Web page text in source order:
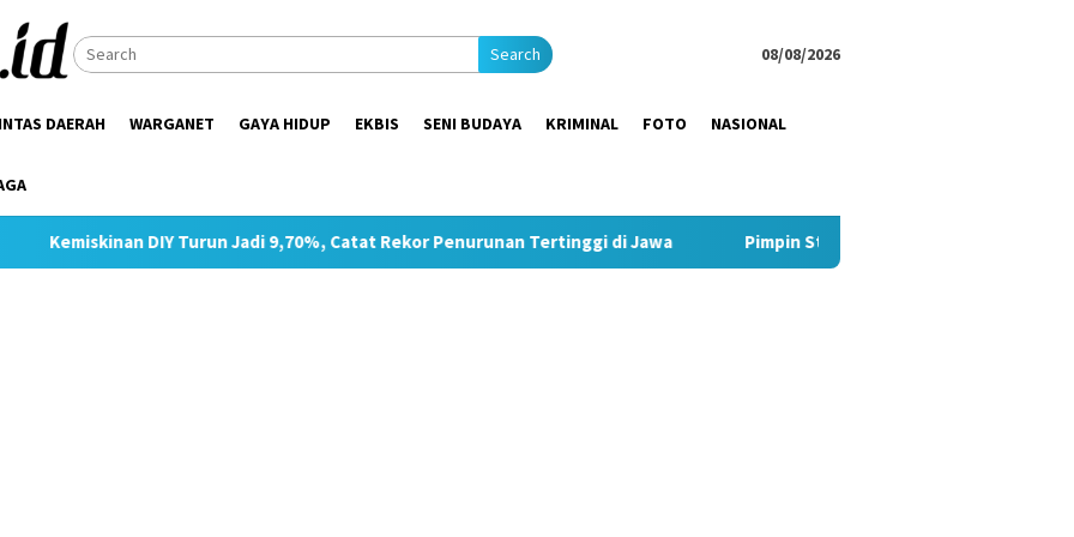
Search 08/08/2026
DAERAH WARGANET GAYA HIDUP EKBIS SENI BUDAYA KRIMINAL FOTO NASIONAL
DIY Turun Jadi 9,70%, Catat Rekor Penurunan Tertinggi di Jawa Pimpin Strategi Komunikasi JNE, Kurnia Nugraha Sabet